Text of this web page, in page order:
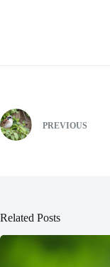
PREVIOUS
Related Posts